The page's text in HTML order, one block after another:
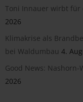
Toni Innauer wirbt für
2026
Klimakrise als
bei Waldumbau 4.
Good News:
2026